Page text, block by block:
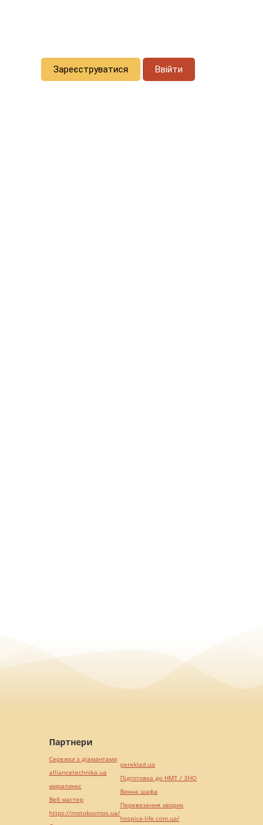
Зареєструватися Ввійти
Партнери
Сережки з діамантами
alliancetechnika.ua
миралинкс
Веб мастер
https://motokosmos.ua/
pereklad.ua
Підготовка до НМТ / ЗНО
Винна шафа
Перевезення хворих
hospice-life.com.ua/